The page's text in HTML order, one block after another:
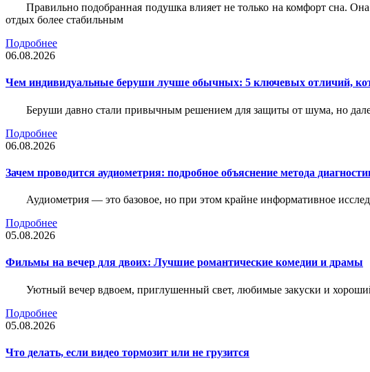
Правильно подобранная подушка влияет не только на комфорт сна.
отдых более стабильным
Подробнее
06.08.2026
Чем индивидуальные беруши лучше обычных: 5 ключевых отличий,
Беруши давно стали привычным решением для защиты от шума, но
Подробнее
06.08.2026
Зачем проводится аудиометрия: подробное объяснение метода
Аудиометрия — это базовое, но при этом крайне информативное
Подробнее
05.08.2026
Фильмы на вечер для двоих: Лучшие романтические комедии и драмы
Уютный вечер вдвоем, приглушенный свет, любимые закуски и
Подробнее
05.08.2026
Что делать, если видео тормозит или не грузится